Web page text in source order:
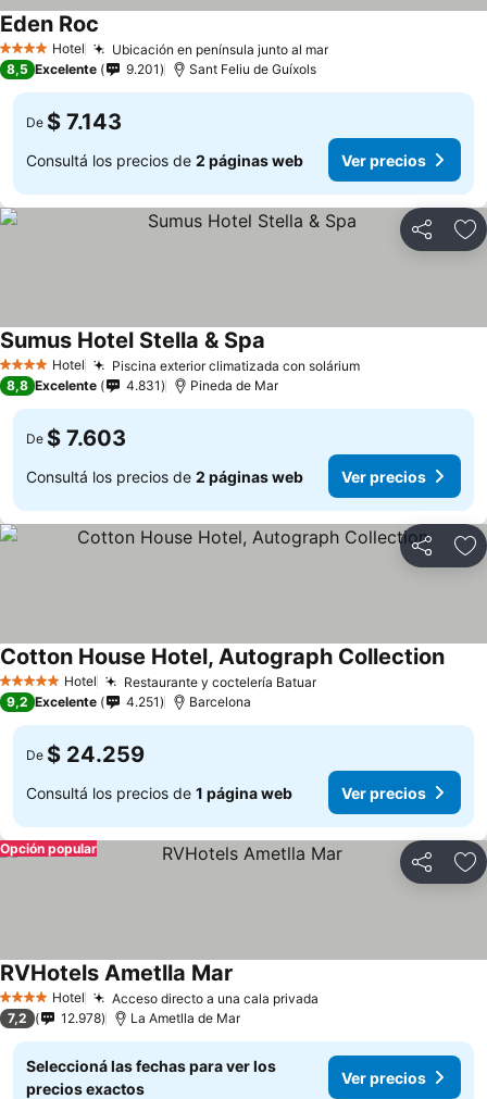
4 EstrellasHotel Ubicación en península junto al mar
Eden Roc
8,5 Excelente 9.201 Sant Feliu de Guíxols
De $ 7.143
Consultá los precios de 2 páginas web Ver precios
Compartir
4 EstrellasHotel Piscina exterior climatizada con solárium
Sumus Hotel Stella & Spa
8,8 Excelente 4.831 Pineda de Mar
De $ 7.603
Consultá los precios de 2 páginas web Ver precios
Compartir
5 Estrellas Hotel Restaurante y coctelería Batuar
Cotton House Hotel, Autograph Collection
9,2 Excelente 4.251 Barcelona
De $ 24.259
Consultá los precios de 1 página web Ver precios
Compartir
Opción popular
4 EstrellasHotel Acceso directo a una cala privada
RVHotels Ametlla Mar
7,2 12.978 La Ametlla de Mar
Seleccioná las fechas para ver los
precios exactos
Ver precios